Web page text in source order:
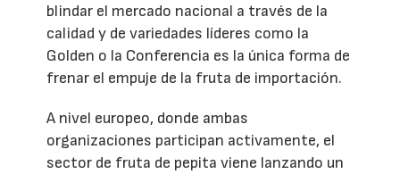
blindar el mercado nacional a través de la
calidad y de variedades líderes como la
Golden o la Conferencia es la única forma de
frenar el empuje de la fruta de importación.
A nivel europeo, donde ambas
organizaciones participan activamente, el
sector de fruta de pepita viene lanzando un